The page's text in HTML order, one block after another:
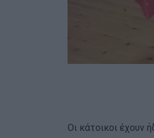
Οι κάτοικοι έχουν